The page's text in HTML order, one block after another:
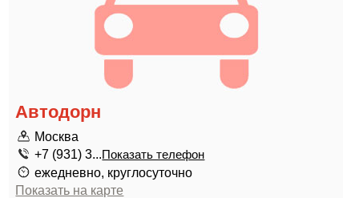
Автодорн
Москва
+7 (931) 3...Показать телефон
ежедневно, круглосуточно
Показать на карте